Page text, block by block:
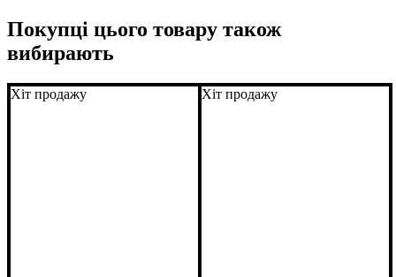
Покупці цього товару також
вибирають
Хіт продажу Хіт продажу